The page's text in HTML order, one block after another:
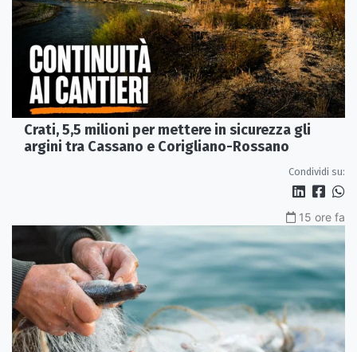
Crati, 5,5 milioni per mettere in sicurezza gli
argini tra Cassano e Corigliano-Rossano
Condividi su:
15 ore fa